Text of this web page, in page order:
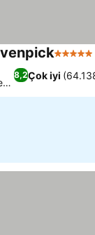
5 Yıldız
8,2Çok iyi